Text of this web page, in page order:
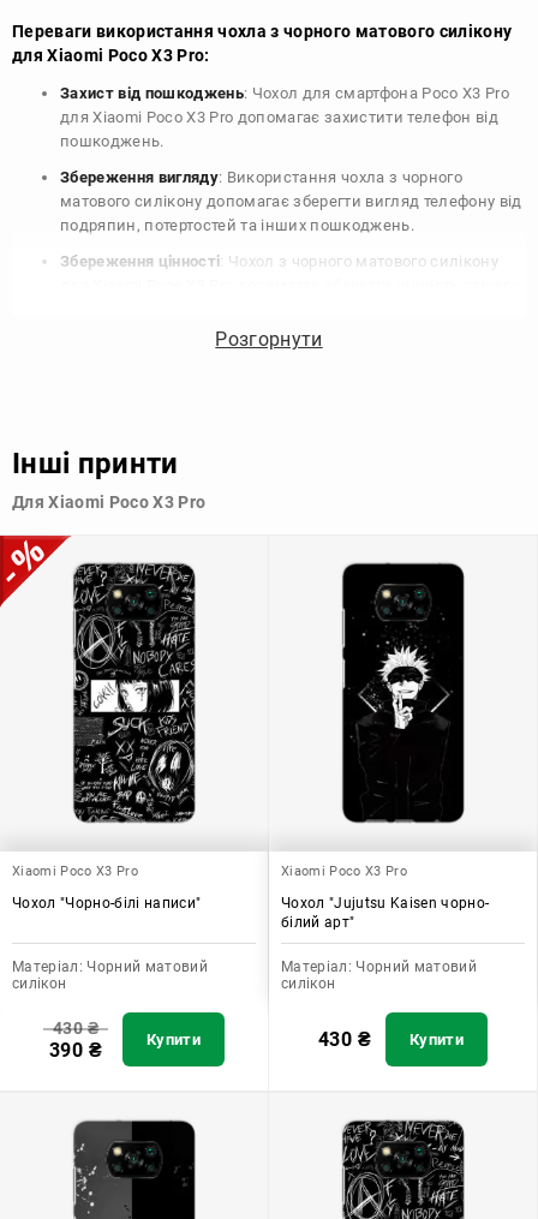
Переваги використання чохла з чорного матового силікону
для Xiaomi Poco X3 Pro:
Захист від пошкоджень: Чохол для смартфона Poco X3 Pro
для Xiaomi Poco X3 Pro допомагає захистити телефон від
пошкоджень.
Збереження вигляду: Використання чохла з чорного
матового силікону допомагає зберегти вигляд телефону від
подряпин, потертостей та інших пошкоджень.
Збереження цінності: Чохол з чорного матового силікону
продати свій пристрій в майбутньому.
Узагалі, чохол для телефону - це дуже корисний аксесуар, який
допомагає захистити ваш пристрій, зберегти його цінність і
Розгорнути
Інші принти
Для Xiaomi Poco X3 Pro
Xiaomi Poco X3 Pro
Чохол "Чорно-білі написи"
Матеріал: Чорний матовий
силікон
430₴
390 ₴ Купити
Xiaomi Poco X3 Pro
Чохол "Jujutsu Kaisen чорно-
білий арт"
Матеріал: Чорний матовий
силікон
430 ₴ Купити